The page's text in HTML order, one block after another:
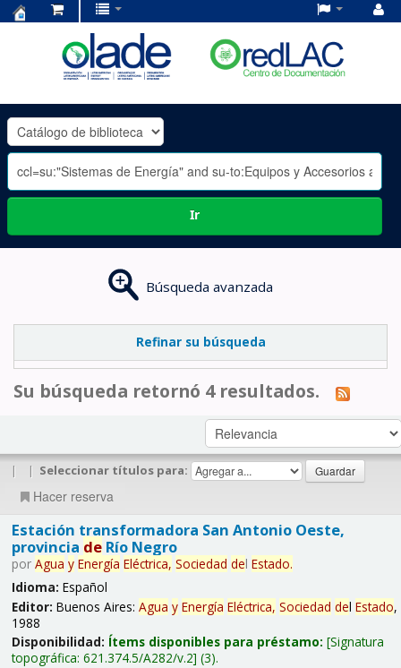
OLADE
-
Ir
Búsqueda avanzada
Refinar su búsqueda
Su búsqueda retornó 4 resultados.
| | Seleccionar títulos para:
Hacer reserva
Estación transformadora San Antonio Oeste,
provincia deRío Negro
por Agua y Energía Eléctrica, Sociedad del Estado.
Idioma: Español
Editor: Buenos Aires: Agua y Energía Eléctrica, Sociedad del Estado,
1988
Disponibilidad: Ítems disponibles para préstamo: Signatura
topográfica: 621.374.5/A282/v.2 (3).